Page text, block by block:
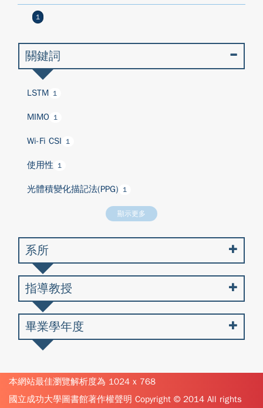
1
關鍵詞
LSTM 1
MIMO 1
Wi-Fi CSI 1
使用性 1
光體積變化描記法(PPG) 1
顯示更多
系所
指導教授
畢業學年度
本網站最佳瀏覽解析度為 1024 x 768
國立成功大學圖書館著作權聲明 Copyright © 2014 All rights